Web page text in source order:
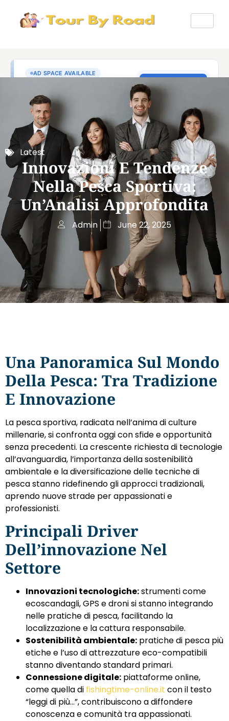
Latest
Innovazioni E Tendenze
Nella Pesca Sportiva:
Un’Analisi Approfondita
Admin June 22, 2025
Una Panoramica Sul Mondo
Della Pesca: Tra Tradizione
E Innovazione
La pesca sportiva, radicata nell’anima di culture
millenarie, si confronta oggi con sfide e opportunità
senza precedenti. La crescente richiesta di tecnologie
all’avanguardia, l’importanza della sostenibilità
ambientale e la diversificazione delle tecniche di
pesca stanno ridefinendo gli approcci tradizionali,
aprendo nuove strade per appassionati e
professionisti.
Principali Driver
Dell’innovazione Nel
Settore
Innovazioni tecnologiche:strumenti come
ecoscandagli, GPS e droni si stanno integrando
nelle pratiche di pesca, facilitando la
localizzazione e la cattura responsabile.
Sostenibilità ambientale: pratiche di pesca più
etiche e l’uso di attrezzature eco-compatibili
stanno diventando standard primari.
Connessione digitale: piattaforme online,
come quella di fishingtime-online.it con il testo
“leggi di più…”, contribuiscono a diffondere
conoscenza e comunità tra appassionati.